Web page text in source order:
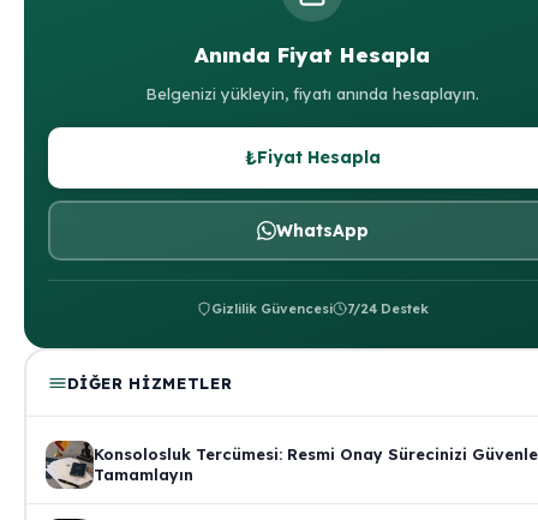
Anında Fiyat Hesapla
Belgenizi yükleyin, fiyatı anında hesaplayın.
₺Fiyat Hesapla
WhatsApp
Gizlilik Güvencesi 7/24 Destek
DIĞER HIZMETLER
Konsolosluk Tercümesi: Resmi Onay Sürecinizi Güvenle
Tamamlayın